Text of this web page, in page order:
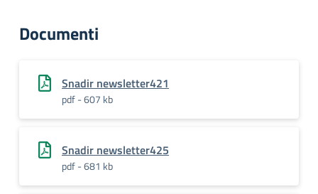
Documenti
Snadir newsletter421
pdf - 607 kb
Snadir newsletter425
pdf - 681 kb